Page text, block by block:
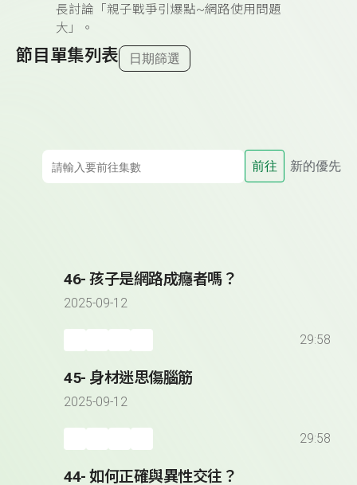
長討論「親子戰爭引爆點~網路使用問題
大」。
節目單集列表 日期篩選
前往 新的優先
46- 孩子是網路成癮者嗎？
2025-09-12
29:58
45- 身材迷思傷腦筋
2025-09-12
29:58
44- 如何正確與異性交往？